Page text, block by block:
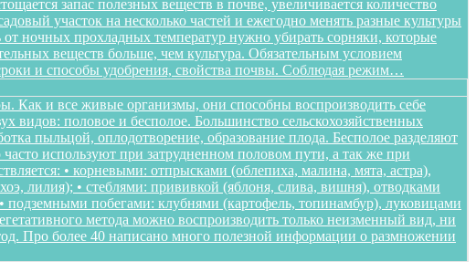
запас полезных веществ в почве, увеличивается количество
участок на несколько частей и ежегодно менять разные культуры
ночных прохладных температур нужно убирать сорняки, которые
веществ больше, чем культура. Обязательным условием
и способы удобрения, свойства почвы. Соблюдая режим…
Как и все живые организмы, они способны воспроизводить себе
видов: половое и бесполое. Большинство сельскохозяйственных
пыльцой, оплодотворение, образование плода. Бесполое разделяют
используют при затрудненном половом пути, а так же при
• корневыми: отпрысками (облепиха, малина, мята, астра),
лилия); • стеблями: прививкой (яблоня, слива, вишня), отводками
побегами: клубнями (картофель, топинамбур), луковицами
метода можно воспроизводить только неизменный вид, ни
Про более 40 написано много полезной информации о размножении